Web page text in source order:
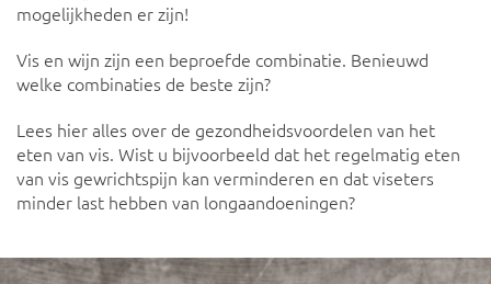
mogelijkheden er zijn!
Vis en wijn zijn een beproefde combinatie. Benieuwd
welke combinaties de beste zijn?
Lees hier alles over de gezondheidsvoordelen van het
eten van vis. Wist u bijvoorbeeld dat het regelmatig eten
van vis gewrichtspijn kan verminderen en dat viseters
minder last hebben van longaandoeningen?